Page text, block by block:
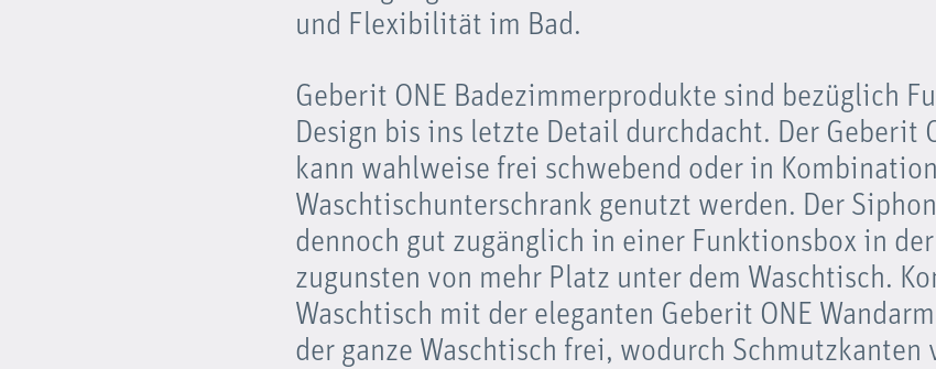
und Flexibilität im Bad.
Geberit ONE Badezimmerprodukte sind bezüglich
Design bis ins letzte Detail durchdacht. Der Geberit
kann wahlweise frei schwebend oder in
Waschtischunterschrank genutzt werden. Der
dennoch gut zugänglich in einer Funktionsbox in
zugunsten von mehr Platz unter dem Waschtisch.
Waschtisch mit der eleganten Geberit ONE
der ganze Waschtisch frei, wodurch Schmutzkanten